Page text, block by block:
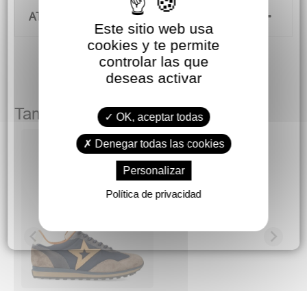
ATENCIÓN AL CLIENTE
También podría gustarte
Este sitio web usa
cookies y te permite
controlar las que
deseas activar
OK, aceptar todas
Denegar todas las cookies
Personalizar
Política de privacidad